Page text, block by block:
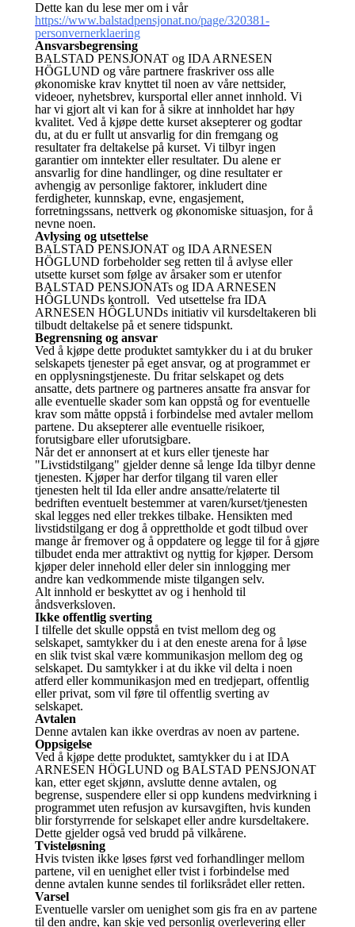
Dette kan du lese mer om i vår
https://www.balstadpensjonat.no/page/320381-
personvernerklaering
Ansvarsbegrensing
BALSTAD PENSJONAT og IDA ARNESEN
HÖGLUND og våre partnere fraskriver oss alle
økonomiske krav knyttet til noen av våre nettsider,
videoer, nyhetsbrev, kursportal eller annet innhold. Vi
har vi gjort alt vi kan for å sikre at innholdet har høy
kvalitet. Ved å kjøpe dette kurset aksepterer og godtar
du, at du er fullt ut ansvarlig for din fremgang og
resultater fra deltakelse på kurset. Vi tilbyr ingen
garantier om inntekter eller resultater. Du alene er
ansvarlig for dine handlinger, og dine resultater er
avhengig av personlige faktorer, inkludert dine
ferdigheter, kunnskap, evne, engasjement,
forretningssans, nettverk og økonomiske situasjon, for å
nevne noen.
Avlysing og utsettelse
BALSTAD PENSJONAT og IDA ARNESEN
HÖGLUND forbeholder seg retten til å avlyse eller
utsette kurset som følge av årsaker som er utenfor
BALSTAD PENSJONATs og IDA ARNESEN
HÔGLUNDs kontroll. Ved utsettelse fra IDA
ARNESEN HÔGLUNDs initiativ vil kursdeltakeren bli
tilbudt deltakelse på et senere tidspunkt.
Begrensning og ansvar
Ved å kjøpe dette produktet samtykker du i at du bruker
selskapets tjenester på eget ansvar, og at programmet er
en opplysningstjeneste. Du fritar selskapet og dets
ansatte, dets partnere og partneres ansatte fra ansvar for
alle eventuelle skader som kan oppstå og for eventuelle
krav som måtte oppstå i forbindelse med avtaler mellom
partene. Du aksepterer alle eventuelle risikoer,
forutsigbare eller uforutsigbare.
Når det er annonsert at et kurs eller tjeneste har
"Livstidstilgang" gjelder denne så lenge Ida tilbyr denne
tjenesten. Kjøper har derfor tilgang til varen eller
tjenesten helt til Ida eller andre ansatte/relaterte til
bedriften eventuelt bestemmer at varen/kurset/tjenesten
skal legges ned eller trekkes tilbake. Hensikten med
livstidstilgang er dog å opprettholde et godt tilbud over
mange år fremover og å oppdatere og legge til for å gjøre
tilbudet enda mer attraktivt og nyttig for kjøper. Dersom
kjøper deler innehold eller deler sin innlogging mer
andre kan vedkommende miste tilgangen selv.
Alt innhold er beskyttet av og i henhold til
åndsverksloven.
Ikke offentlig sverting
I tilfelle det skulle oppstå en tvist mellom deg og
selskapet, samtykker du i at den eneste arena for å løse
en slik tvist skal være kommunikasjon mellom deg og
selskapet. Du samtykker i at du ikke vil delta i noen
atferd eller kommunikasjon med en tredjepart, offentlig
eller privat, som vil føre til offentlig sverting av
selskapet.
Avtalen
Denne avtalen kan ikke overdras av noen av partene.
Oppsigelse
Ved å kjøpe dette produktet, samtykker du i at IDA
ARNESEN HÖGLUND og BALSTAD PENSJONAT
kan, etter eget skjønn, avslutte denne avtalen, og
begrense, suspendere eller si opp kundens medvirkning i
programmet uten refusjon av kursavgiften, hvis kunden
blir forstyrrende for selskapet eller andre kursdeltakere.
Dette gjelder også ved brudd på vilkårene.
Tvisteløsning
Hvis tvisten ikke løses først ved forhandlinger mellom
partene, vil en uenighet eller tvist i forbindelse med
denne avtalen kunne sendes til forliksrådet eller retten.
Varsel
Eventuelle varsler om uenighet som gis fra en av partene
til den andre, kan skje ved personlig overlevering eller